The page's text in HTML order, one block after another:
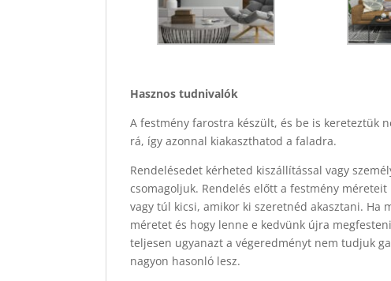
Hasznos tudnivalók
A festmény farostra készült, és be is kereteztük
rá, így azonnal kiakaszthatod a faladra.
Rendelésedet kérheted kiszállítással vagy
csomagoljuk. Rendelés előtt a festmény
vagy túl kicsi, amikor ki szeretnéd akasztani.
méretet és hogy lenne e kedvünk újra
teljesen ugyanazt a végeredményt nem tudjuk
nagyon hasonló lesz.